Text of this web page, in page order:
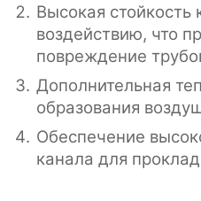
Высокая
воздействию, что
повреждение
Дополнительная
образования
Обеспечение
канала для